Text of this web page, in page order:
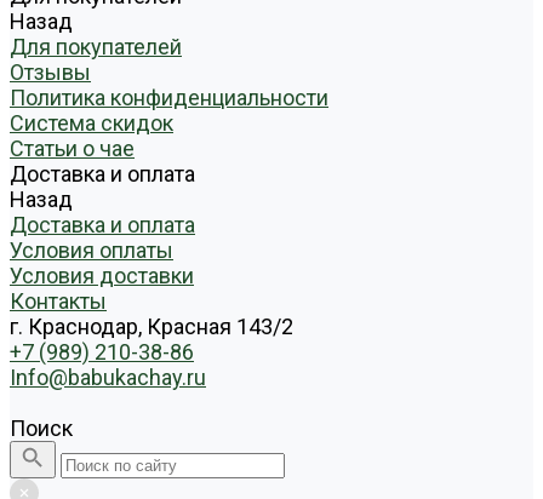
Назад
Для покупателей
Отзывы
Политика конфиденциальности
Система скидок
Статьи о чае
Доставка и оплата
Назад
Доставка и оплата
Условия оплаты
Условия доставки
Контакты
г. Краснодар, Красная 143/2
+7 (989) 210-38-86
Info@babukachay.ru
Поиск